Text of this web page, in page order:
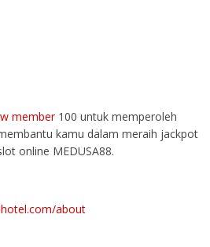
member100 untuk memperoleh
kamu dalam meraih jackpot
online MEDUSA88.
about